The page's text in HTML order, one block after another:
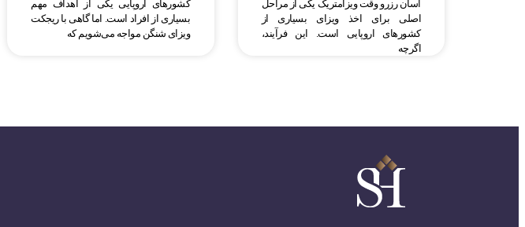
آسان رزرو وقت ویزامتریک یکی از مراحل
اصلی برای اخذ ویزای بسیاری از
کشورهای اروپایی است. این فرآیند،
اگرچه
کشورهای اروپایی یکی از اهداف مهم
بسیاری از افراد است. اما گاهی با ریجکت
ویزای شنگن مواجه می‌شویم که